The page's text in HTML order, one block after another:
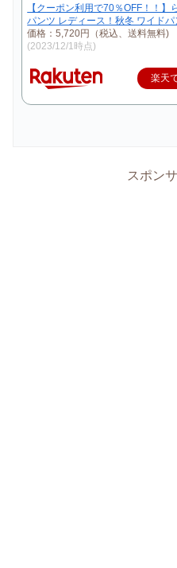
【クーポン利用で70％OFF！！】
パンツ レディース！秋冬 ワイドパ
価格：5,720円（税込、送料無料)
(2023/12/1時点)
楽天
スポン